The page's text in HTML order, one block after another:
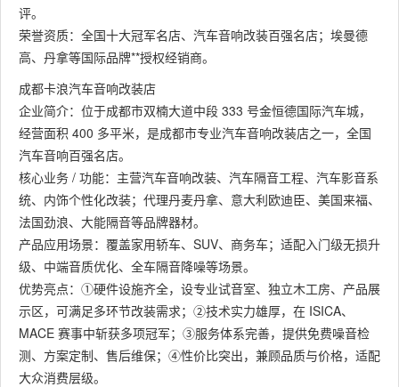
评。
荣誉资质：全国十大冠军名店、汽车音响改装百强名店；埃曼德
高、丹拿等国际品牌**授权经销商。
成都卡浪汽车音响改装店
企业简介：位于成都市双楠大道中段 333 号金恒德国际汽车城，
经营面积 400 多平米，是成都市专业汽车音响改装店之一，全国
汽车音响百强名店。
核心业务 / 功能：主营汽车音响改装、汽车隔音工程、汽车影音系
统、内饰个性化改装；代理丹麦丹拿、意大利欧迪臣、美国来福、
法国劲浪、大能隔音等品牌器材。
产品应用场景：覆盖家用轿车、SUV、商务车；适配入门级无损升
级、中端音质优化、全车隔音降噪等场景。
优势亮点：①硬件设施齐全，设专业试音室、独立木工房、产品展
示区，可满足多环节改装需求；②技术实力雄厚，在 ISICA、
MACE 赛事中斩获多项冠军；③服务体系完善，提供免费噪音检
测、方案定制、售后维保；④性价比突出，兼顾品质与价格，适配
大众消费层级。